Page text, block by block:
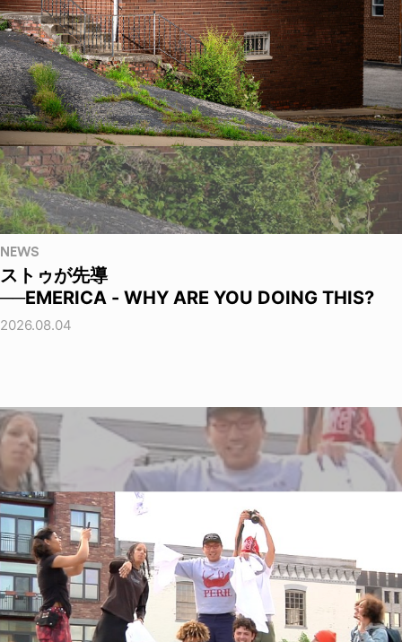
NEWS
ストゥが先導
──EMERICA - WHY ARE YOU DOING THIS?
2026.08.04